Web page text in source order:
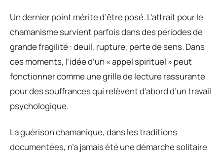
Un dernier point mérite d’être posé. L’attrait pour le
chamanisme survient parfois dans des périodes de
grande fragilité : deuil, rupture, perte de sens. Dans
ces moments, l’idée d’un « appel spirituel » peut
fonctionner comme une grille de lecture rassurante
pour des souffrances qui relèvent d’abord d’un travail
psychologique.
La guérison chamanique, dans les traditions
documentées, n’a jamais été une démarche solitaire